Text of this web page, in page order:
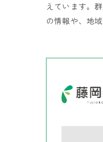
えています。
の情報や、地